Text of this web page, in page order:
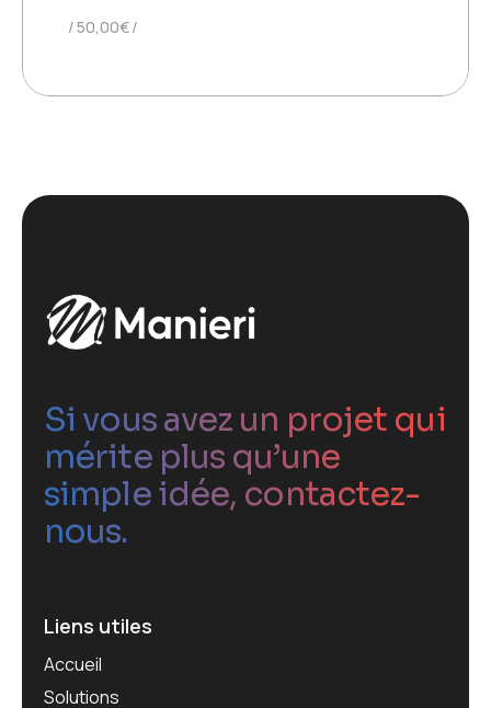
50,00€
Si vous avez un projet qui
mérite plus qu’une
simple idée, contactez-
nous.
Liens utiles
Accueil
Solutions